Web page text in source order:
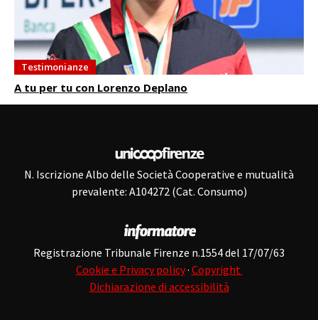
Testimonianze
A tu per tu con Lorenzo Deplano
N. Iscrizione Albo delle Società Cooperative e mutualità
prevalente: A104272 (Cat. Consumo)
Registrazione Tribunale Firenze n.1554 del 17/07/63
Cookie e Privacy policy· Copyright
Dichiarazione di accessibilità